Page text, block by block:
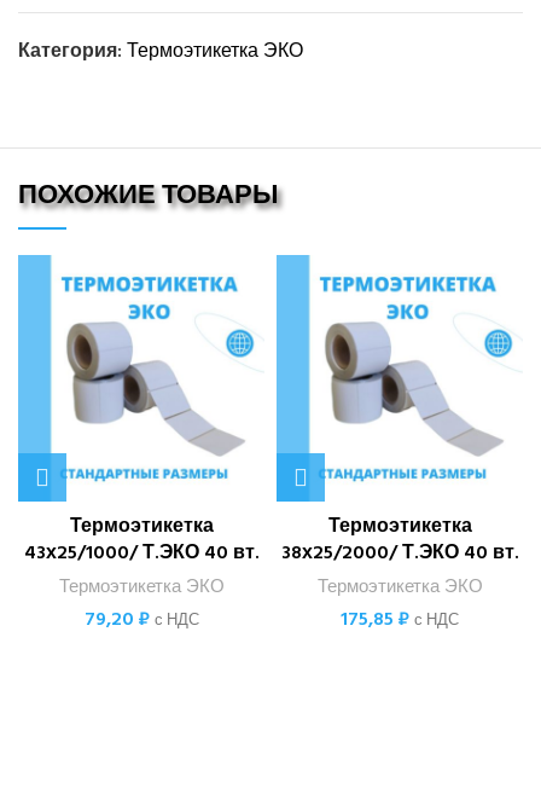
Категория:Термоэтикетка ЭКО
ПОХОЖИЕ ТОВАРЫ
Термоэтикетка
43х25/1000/ Т.ЭКО 40 вт.
Термоэтикетка ЭКО
79,20₽ с НДС
Термоэтикетка
38х25/2000/ Т.ЭКО 40 вт.
Термоэтикетка ЭКО
175,85₽с НДС